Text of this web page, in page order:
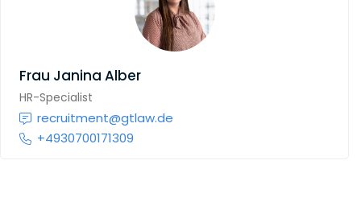
Frau Janina Alber
HR-Specialist
recruitment@gtlaw.de
+4930700171309